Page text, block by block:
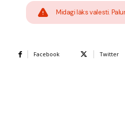
Midagi läks valesti.
Facebook Twitter